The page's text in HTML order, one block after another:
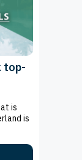
top-
is
is